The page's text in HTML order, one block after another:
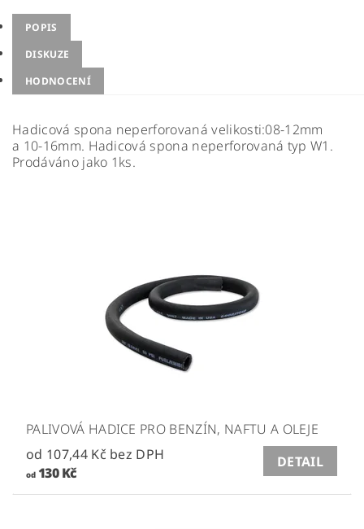
POPIS
DISKUZE
HODNOCENÍ
Hadicová spona neperforovaná velikosti:08-12mm
a 10-16mm. Hadicová spona neperforovaná typ W1.
Prodáváno jako 1ks.
PALIVOVÁ HADICE PRO BENZÍN, NAFTU A OLEJE
od 107,44 Kč bez DPH
od130 Kč
DETAIL